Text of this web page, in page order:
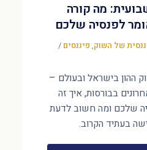
מה קורה
לפנסיה שלכם
של השוק, פיננסים /
ההון בישראל ובעולם –
בבורסות, איך זה
שלכם ומה חשוב לדעת
בעתיד הקרוב.